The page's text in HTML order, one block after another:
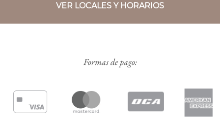
VER LOCALES Y HORARIOS
Formas de pago: